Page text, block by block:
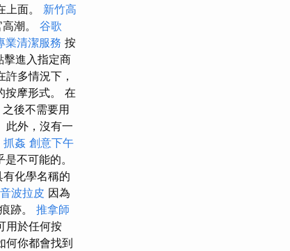
上面。 新竹高
潮。 谷歌
業清潔服務 按
擊進入指定商
多情況下，
按摩形式。 在
後不需要用
此外，沒有一
抓姦 創意下午
不可能的。
化學名稱的
音波拉皮 因為
跡。 推拿師
用於任何按
何你都會找到